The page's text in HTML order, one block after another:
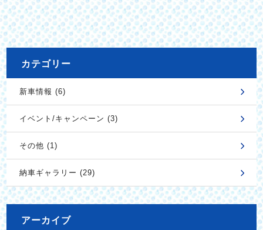
カテゴリー
新車情報 (6)
イベント/キャンペーン (3)
その他 (1)
納車ギャラリー (29)
アーカイブ